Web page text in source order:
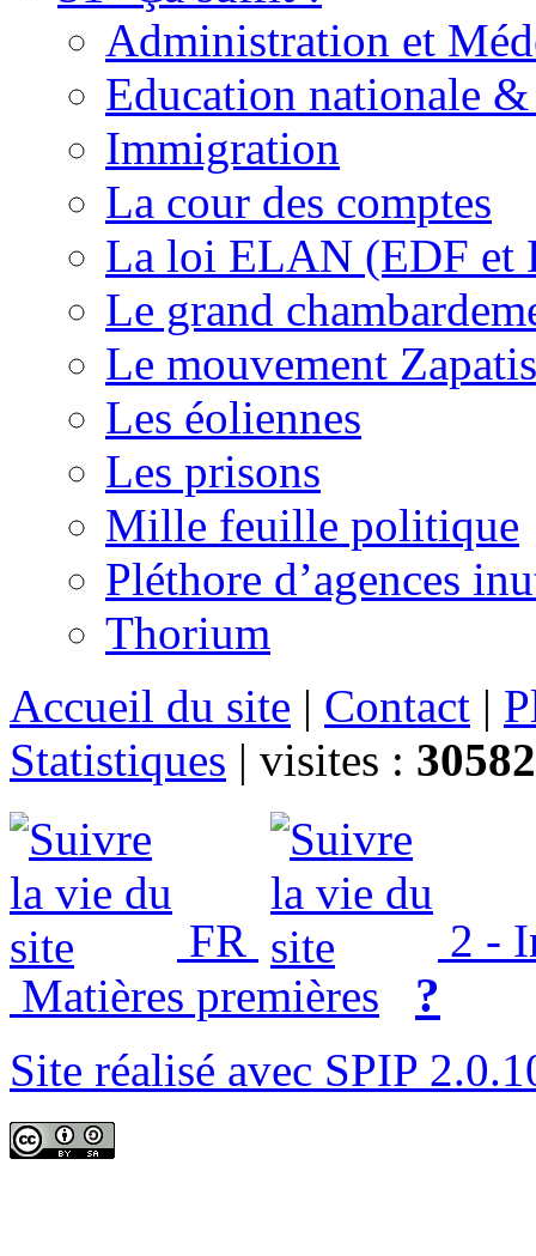
Administration et
Education nationale
Immigration
La cour des comptes
La loi ELAN (EDF et
Le grand
Le mouvement
Les éoliennes
Les prisons
Mille feuille politique
Pléthore d’agences
Thorium
Accueil du site | Contact |
Statistiques | visites :
FR
2 -
Matières premières
?
Site réalisé avec SPIP